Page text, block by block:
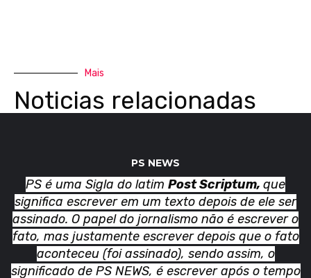
Mais
Noticias relacionadas
PS NEWS
PS é uma Sigla do latim Post Scriptum, que
significa escrever em um texto depois de ele ser
assinado. O papel do jornalismo não é escrever o
fato, mas justamente escrever depois que o fato
aconteceu (foi assinado), sendo assim, o
significado de PS NEWS, é escrever após o tempo